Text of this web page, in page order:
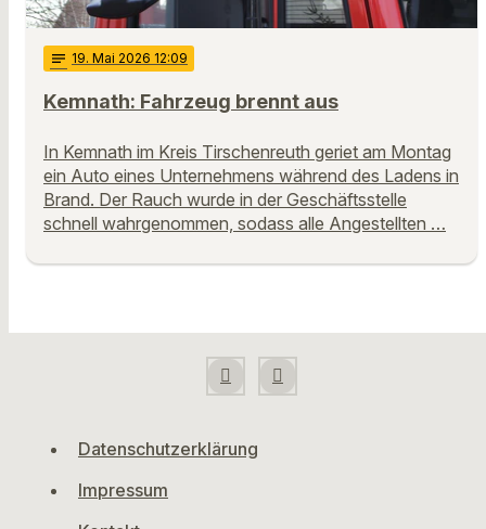
notes 19. Mai 2026 12:09
Kemnath: Fahrzeug brennt aus
In Kemnath im Kreis Tirschenreuth geriet am Montag
ein Auto eines Unternehmens während des Ladens in
Brand. Der Rauch wurde in der Geschäftsstelle
schnell wahrgenommen, sodass alle Angestellten …
Datenschutzerklärung
Impressum